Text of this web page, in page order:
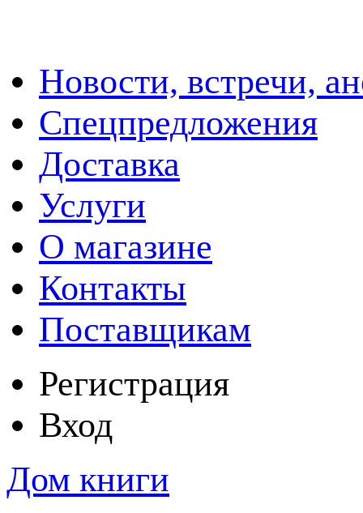
Новости, встречи,
Спецпредложения
Доставка
Услуги
О магазине
Контакты
Поставщикам
Регистрация
Вход
Дом книги